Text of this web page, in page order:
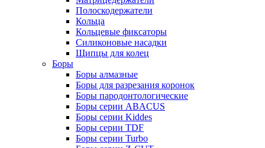
Полоскодержатели
Кольца
Кольцевые фиксаторы
Силиконовые насадки
Щипцы для колец
Боры
Боры алмазные
Боры для разрезания коронок
Боры пародонтологические
Боры серии ABACUS
Боры серии Kiddes
Боры серии TDF
Боры серии Turbo